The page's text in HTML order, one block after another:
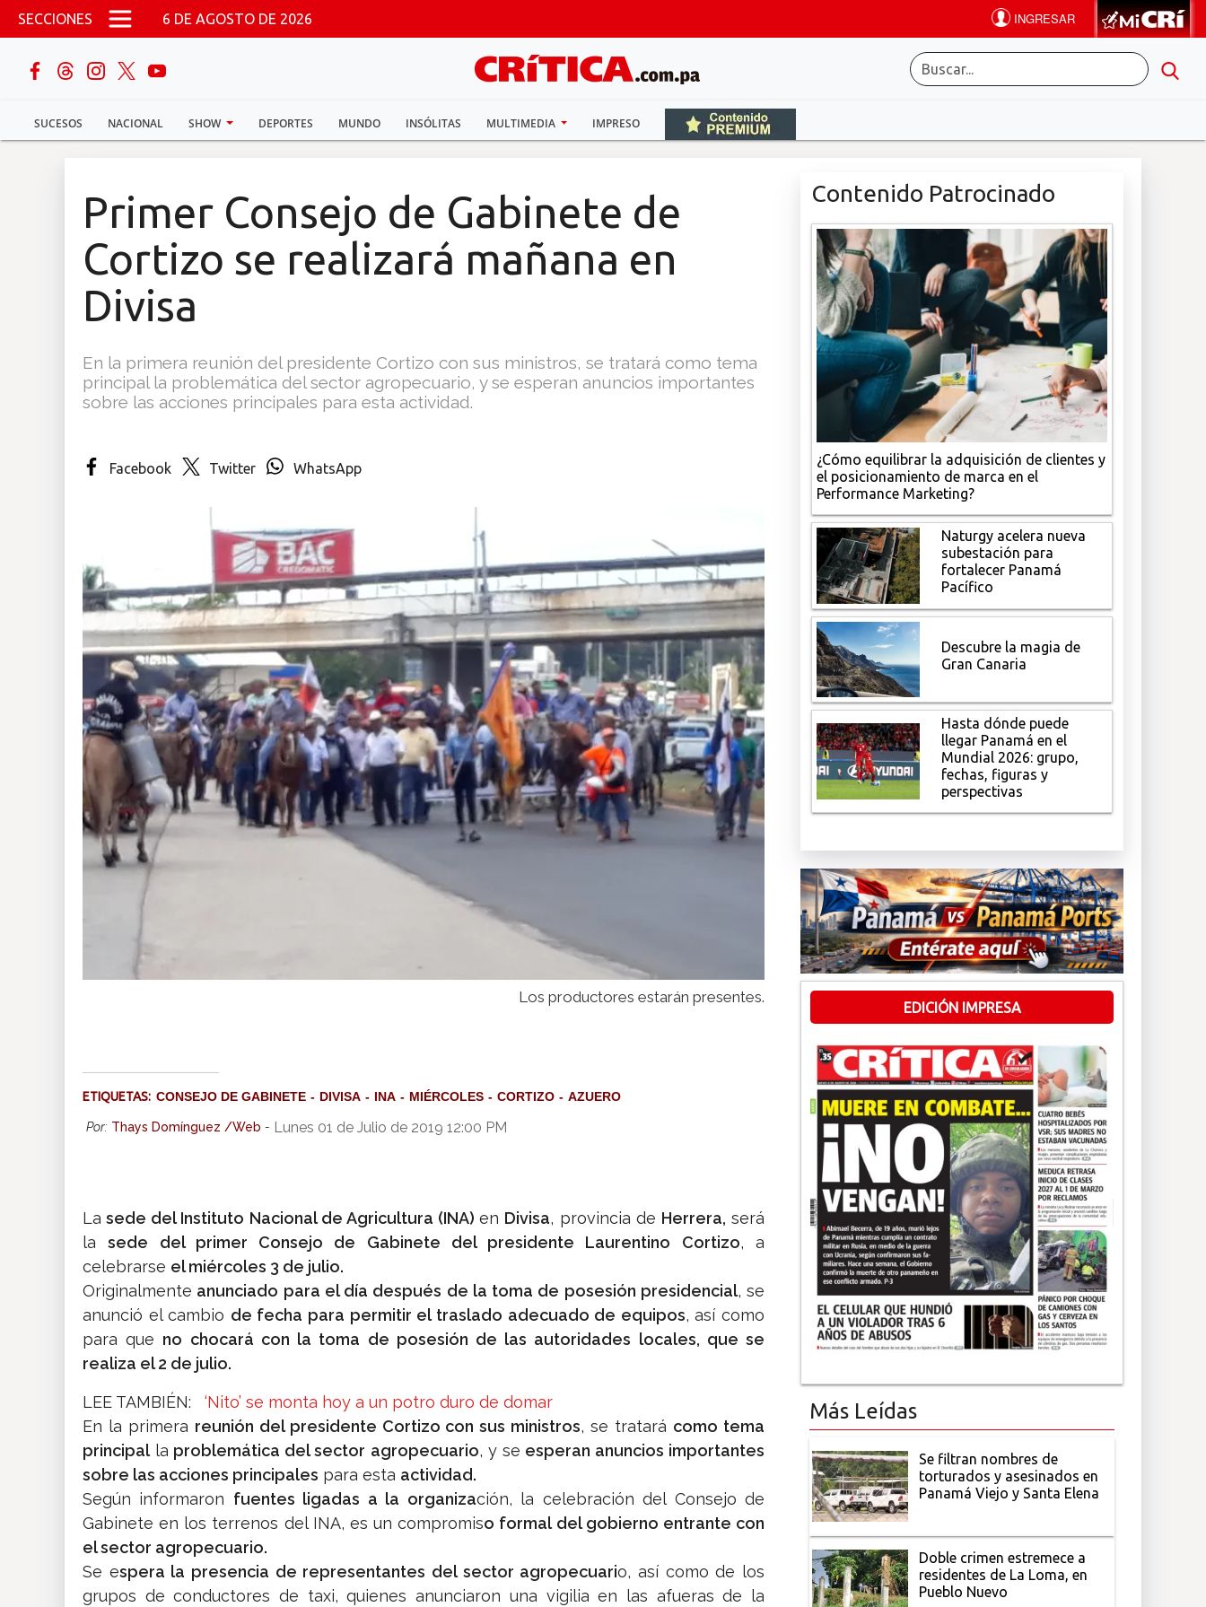
Pasar al contenido principal
SECCIONES 6 DE AGOSTO DE 2026
SUCESOS NACIONAL SHOW DEPORTES MUNDO INSÓLITAS MULTIMEDIA IMPRESO
buscar
Sucesos
Primer Consejo de Gabinete de
Cortizo se realizará mañana en
Divisa
En la primera reunión del presidente Cortizo con sus ministros, se tratará como tema
principal la problemática del sector agropecuario, y se esperan anuncios importantes
sobre las acciones principales para esta actividad.
Facebook Twitter WhatsApp
Los productores estarán presentes.
ETIQUETAS: CONSEJO DE GABINETE DIVISA INA MIÉRCOLES CORTIZO AZUERO
Por: Thays Domínguez /Web - Lunes 01 de Julio de 2019 12:00 PM
La sede del Instituto Nacional de Agricultura (INA)en Divisa, provincia de Herrera, será
lasede del primer Consejo de Gabinete del presidente Laurentino Cortizo, a
celebrarse el miércoles 3 de julio.
Originalmente anunciado para el día después de la toma de posesión presidencial, se
anunció el cambio de fecha para permitir el traslado adecuado de equipos, así como
para que no chocará con la toma de posesión de las autoridades locales, que se
realiza el 2 de julio.
LEE TAMBIÉN:
‘Nito’ se monta hoy a un potro duro de domar
En la primera reunión del presidente Cortizo con sus ministros, se tratará como tema
principalla problemática del sector agropecuario, y se esperan anuncios importantes
sobre las acciones principales para esta actividad.
Según informaron fuentes ligadas a la organización, la celebración del Consejo de
Gabinete en los terrenos del INA, es un compromiso formal del gobierno entrante con
el sector agropecuario.
Se espera la presencia de representantes del sector agropecuario, así como de los
grupos de conductores de taxi, quienes anunciaron una vigilia en las afueras de la
Contenido Patrocinado
¿Cómo equilibrar la adquisición de clientes y
el posicionamiento de marca en el
Performance Marketing?
Naturgy acelera nueva
subestación para
fortalecer Panamá
Pacífico
Descubre la magia de
Gran Canaria
Hasta dónde puede
llegar Panamá en el
Mundial 2026: grupo,
fechas, figuras y
perspectivas
EDICIÓN IMPRESA
Más Leídas
Se filtran nombres de
torturados y asesinados en
Panamá Viejo y Santa Elena
Doble crimen estremece a
residentes de La Loma, en
Pueblo Nuevo